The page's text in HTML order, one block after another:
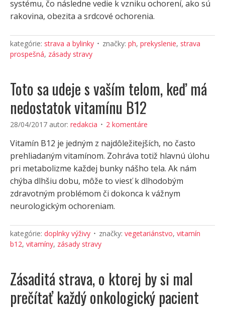
systému, čo následne vedie k vzniku ochorení, ako sú
rakovina, obezita a srdcové ochorenia.
kategórie: strava a bylinky značky: ph, prekyslenie, strava
prospešná, zásady stravy
Toto sa udeje s vaším telom, keď má
nedostatok vitamínu B12
28/04/2017 autor: redakcia 2 komentáre
Vitamín B12 je jedným z najdôležitejších, no často
prehliadaným vitamínom. Zohráva totiž hlavnú úlohu
pri metabolizme každej bunky nášho tela. Ak nám
chýba dlhšiu dobu, môže to viesť k dlhodobým
zdravotným problémom či dokonca k vážnym
neurologickým ochoreniam.
kategórie: doplnky výživy značky: vegetariánstvo, vitamín
b12, vitamíny, zásady stravy
Zásaditá strava, o ktorej by si mal
prečítať každý onkologický pacient